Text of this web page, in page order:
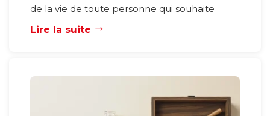
de la vie de toute personne qui souhaite
Lire la suite